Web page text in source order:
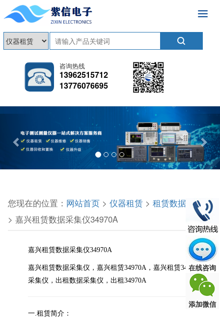
咨询热线
13962515712
13776076695
您现在的位置： 网站首页> 仪器租赁> 租赁数据采集仪
> 嘉兴租赁数据采集仪34970A
嘉兴租赁数据采集仪34970A
嘉兴租赁数据采集仪，嘉兴租赁34970A，嘉兴租赁34970A数据
采集仪，出租数据采集仪，出租34970A
一.租赁简介：
在线咨询
添加微信